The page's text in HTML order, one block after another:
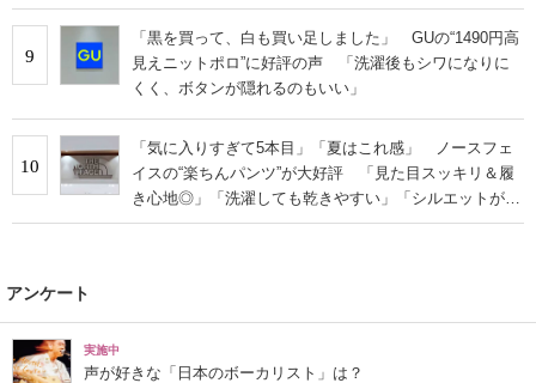
9
「黒を買って、白も買い足しました」 GUの“1490円高
見えニットポロ”に好評の声 「洗濯後もシワになりに
くく、ボタンが隠れるのもいい」
10
「気に入りすぎて5本目」「夏はこれ感」 ノースフェ
イスの“楽ちんパンツ”が大好評 「見た目スッキリ＆履
き心地◎」「洗濯しても乾きやすい」「シルエットがカ
ッコよく決まります」
アンケート
実施中
声が好きな「日本のボーカリスト」は？